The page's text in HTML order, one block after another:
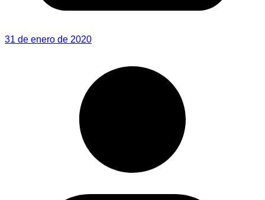
31 de enero de 2020